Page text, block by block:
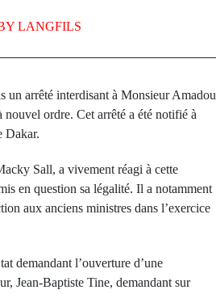
LANGFILS
un arrêté interdisant à Monsieur Amadou
ordre. Cet arrêté a été notifié à
Dakar.
Sall, a vivement réagi à cette
en question sa légalité. Il a notamment
aux anciens ministres dans l’exercice
demandant l’ouverture d’une
Jean-Baptiste Tine, demandant sur